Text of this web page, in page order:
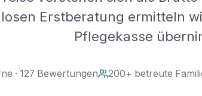
Erstberatung ermitteln
Pflegekasse
· 127 Bewertungen 200+ betreute